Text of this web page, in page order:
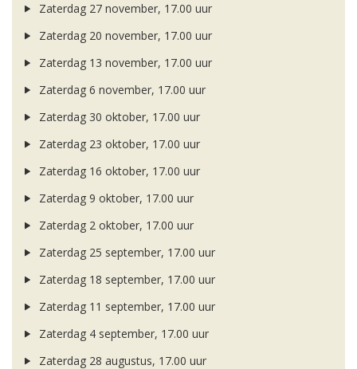
Zaterdag 27 november, 17.00 uur
Zaterdag 20 november, 17.00 uur
Zaterdag 13 november, 17.00 uur
Zaterdag 6 november, 17.00 uur
Zaterdag 30 oktober, 17.00 uur
Zaterdag 23 oktober, 17.00 uur
Zaterdag 16 oktober, 17.00 uur
Zaterdag 9 oktober, 17.00 uur
Zaterdag 2 oktober, 17.00 uur
Zaterdag 25 september, 17.00 uur
Zaterdag 18 september, 17.00 uur
Zaterdag 11 september, 17.00 uur
Zaterdag 4 september, 17.00 uur
Zaterdag 28 augustus, 17.00 uur